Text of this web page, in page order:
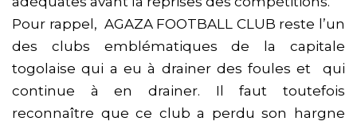
Pour rappel, AGAZA FOOTBALL CLUB reste l’un
des clubs emblématiques de la capitale
togolaise qui a eu à drainer des foules et qui
continue à en drainer. Il faut toutefois
reconnaître que ce club a perdu son hargne